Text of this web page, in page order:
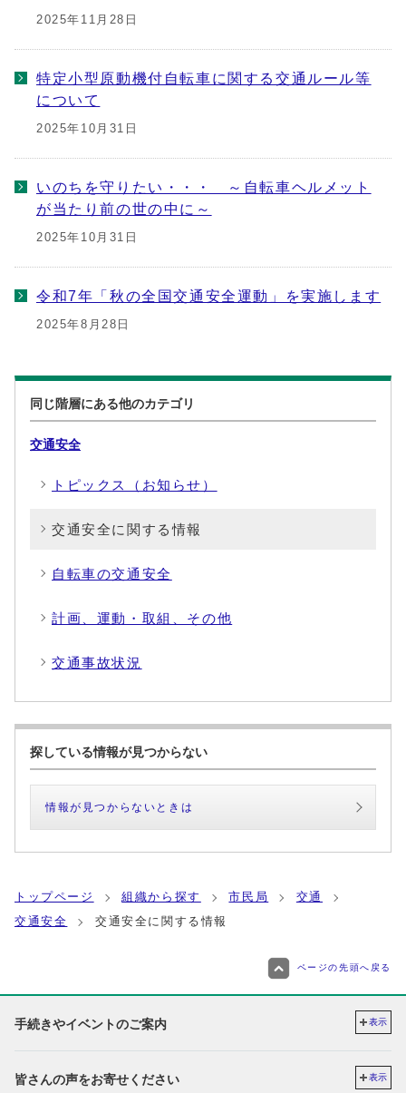
2025年11月28日
特定小型原動機付自転車に関する交通ルール等
について
2025年10月31日
いのちを守りたい・・・ ～自転車ヘルメット
が当たり前の世の中に～
2025年10月31日
令和7年「秋の全国交通安全運動」を実施します
2025年8月28日
同じ階層にある他のカテゴリ
交通安全
トピックス（お知らせ）
交通安全に関する情報
自転車の交通安全
計画、運動・取組、その他
交通事故状況
探している情報が見つからない
情報が見つからないときは
トップページ 組織から探す 市民局
交通
交通安全
交通安全に関する情報
ページの先頭へ戻る
手続きやイベントのご案内 表示
皆さんの声をお寄せください 表示